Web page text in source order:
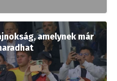
amelynek már